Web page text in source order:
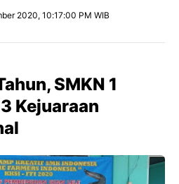
2020, 10:17:00 PM WIB
SMKN 1
Kejuaraan